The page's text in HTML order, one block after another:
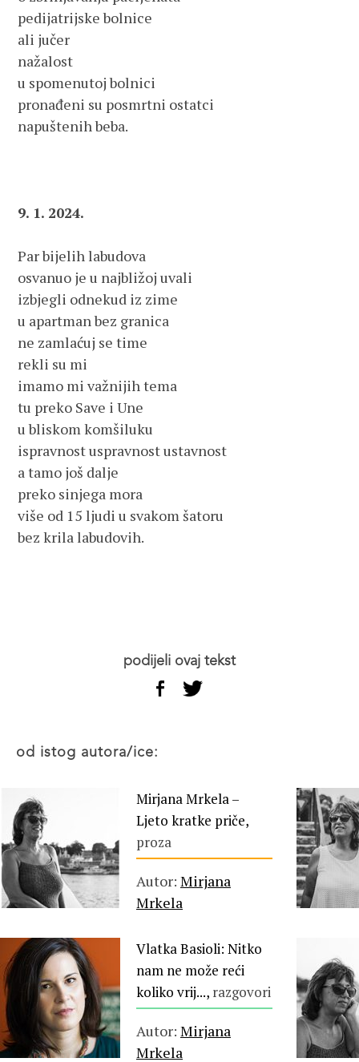
pedijatrijske bolnice
ali jučer
nažalost
u spomenutoj bolnici
pronađeni su posmrtni ostatci
napuštenih beba.
9. 1. 2024.
Par bijelih labudova
osvanuo je u najbližoj uvali
izbjegli odnekud iz zime
u apartman bez granica
ne zamlaćuj se time
rekli su mi
imamo mi važnijih tema
tu preko Save i Une
u bliskom komšiluku
ispravnost uspravnost ustavnost
a tamo još dalje
preko sinjega mora
više od 15 ljudi u svakom šatoru
bez krila labudovih.
podijeli ovaj tekst
od istog autora/ice:
Mirjana Mrkela –
Ljeto kratke priče,
proza
Autor: Mirjana
Mrkela
Vlatka Basioli: Nitko
nam ne može reći
koliko vrij..., razgovori
Autor: Mirjana
Mrkela